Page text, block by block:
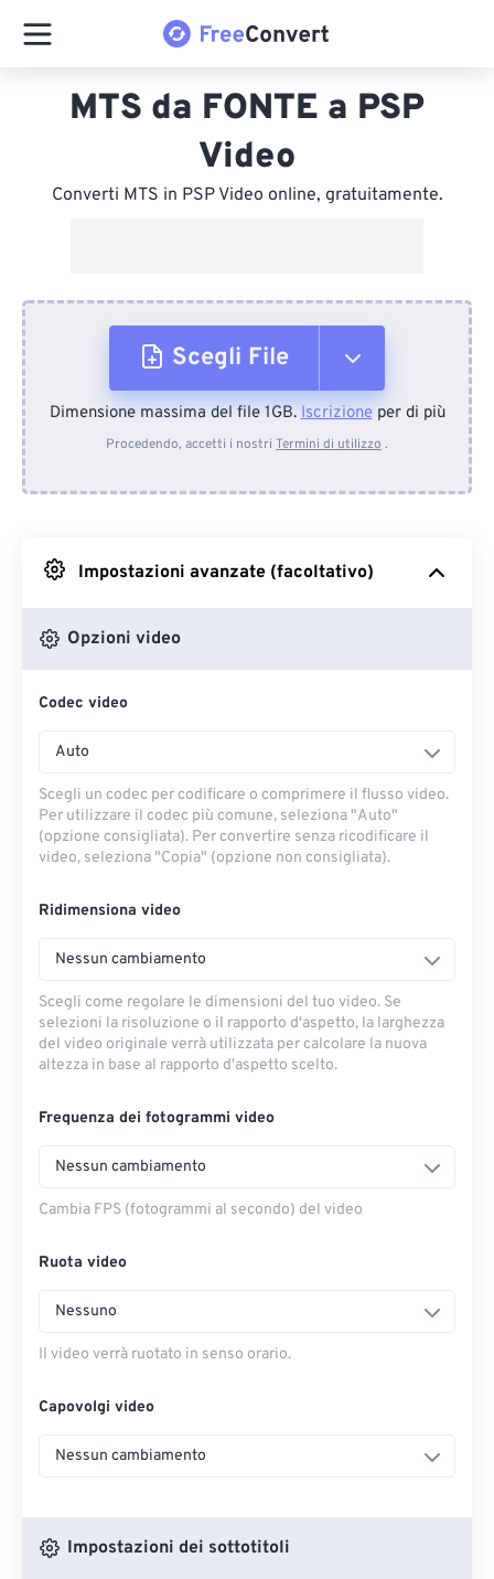
MTS da FONTE a PSP
Video
Converti MTS in PSP Video online, gratuitamente.
Scegli File
Dal dispositivo
Da Google Drive
Dimensione massima del file 1GB.Iscrizioneper di più
Procedendo, accetti i nostri Termini di utilizzo .
Impostazioni avanzate (facoltativo)
Opzioni video
Codec video
Auto
Scegli un codec per codificare o comprimere il flusso video.
Per utilizzare il codec più comune, seleziona "Auto"
(opzione consigliata). Per convertire senza ricodificare il
video, seleziona "Copia" (opzione non consigliata).
Ridimensiona video
Nessun cambiamento
Scegli come regolare le dimensioni del tuo video. Se
selezioni la risoluzione o il rapporto d'aspetto, la larghezza
del video originale verrà utilizzata per calcolare la nuova
altezza in base al rapporto d'aspetto scelto.
Frequenza dei fotogrammi video
Nessun cambiamento
Cambia FPS (fotogrammi al secondo) del video
Ruota video
Nessuno
Il video verrà ruotato in senso orario.
Capovolgi video
Nessun cambiamento
Impostazioni dei sottotitoli